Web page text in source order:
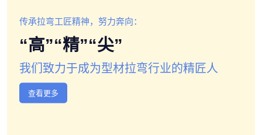
传承拉弯工匠精神，努力奔向：
“高”“精”“尖”
我们致力于成为型材拉弯行业的精匠人
查看更多